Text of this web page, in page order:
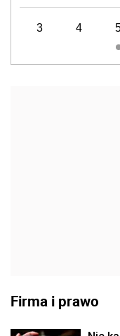
3 4
Firma i prawo